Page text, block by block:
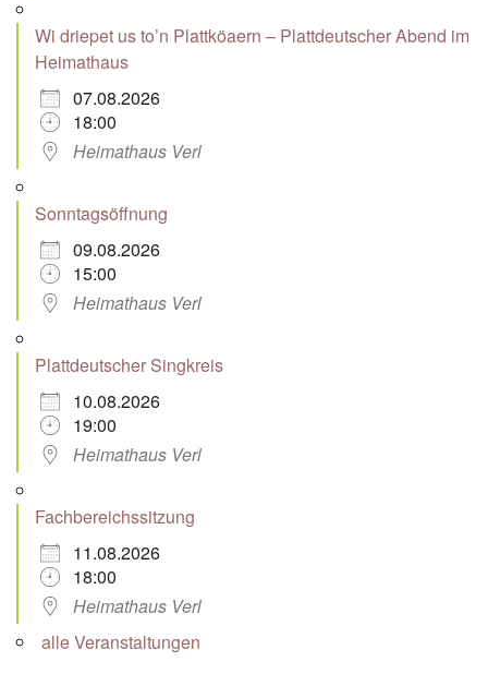
Wi driepet us to’n Plattköaern – Plattdeutscher Abend im
Heimathaus
07.08.2026
18:00
Heimathaus Verl
Sonntagsöffnung
09.08.2026
15:00
Heimathaus Verl
Plattdeutscher Singkreis
10.08.2026
19:00
Heimathaus Verl
Fachbereichssitzung
11.08.2026
18:00
Heimathaus Verl
alle Veranstaltungen